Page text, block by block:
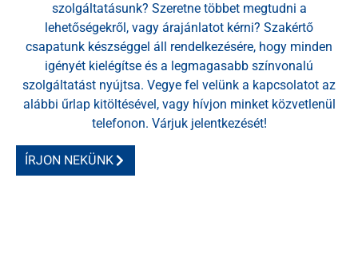
szolgáltatásunk? Szeretne többet megtudni a
lehetőségekről, vagy árajánlatot kérni? Szakértő
csapatunk készséggel áll rendelkezésére, hogy minden
igényét kielégítse és a legmagasabb színvonalú
szolgáltatást nyújtsa. Vegye fel velünk a kapcsolatot az
alábbi űrlap kitöltésével, vagy hívjon minket közvetlenül
telefonon. Várjuk jelentkezését!
ÍRJON NEKÜNK